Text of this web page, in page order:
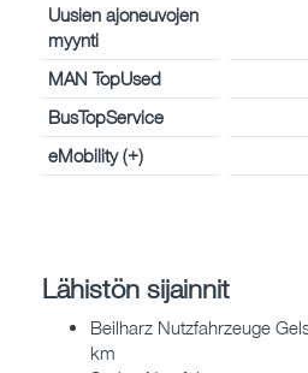
Uusien ajoneuvojen
myynti
MAN TopUsed
BusTopService
eMobility (+)
Lähistön sijainnit
Beilharz Nutzfahrzeuge
km